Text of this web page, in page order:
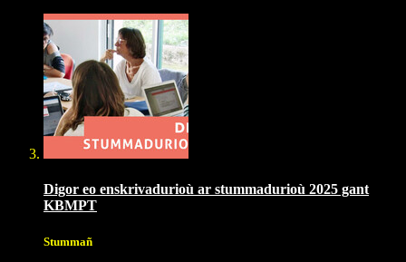
Digor eo enskrivadurioù ar stummadurioù 2025 gant
KBMPT
Stummañ